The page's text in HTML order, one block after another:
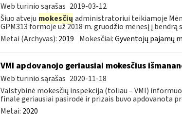
Web turinio sąrašas 2019-03-12
Šiuo atveju mokesčių administratoriui teikiamoje
GPM313 formoje už 2018 m. gruodžio mėnesį į bendrą
Metai (Archyvas): 2019 Mokesčiai:Gyventojų pajamų
VMI apdovanojo geriausiai mokesčius
Web turinio sąrašas 2020-11-18
Valstybinė mokesčių inspekcija (toliau – VMI)
finale geriausiai pasirodė ir prizais buvo apdovanota
Metai: 2020